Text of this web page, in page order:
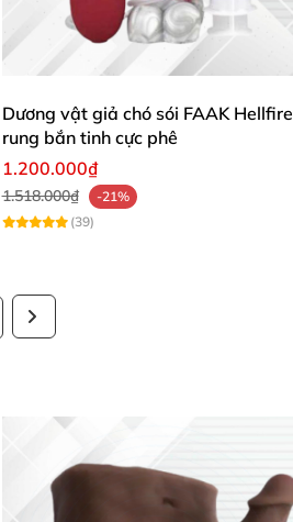
Dương vật giả chó sói FAAK Hellfire
rung bắn tinh cực phê
1.200.000₫
1.518.000₫
-21%
(39)